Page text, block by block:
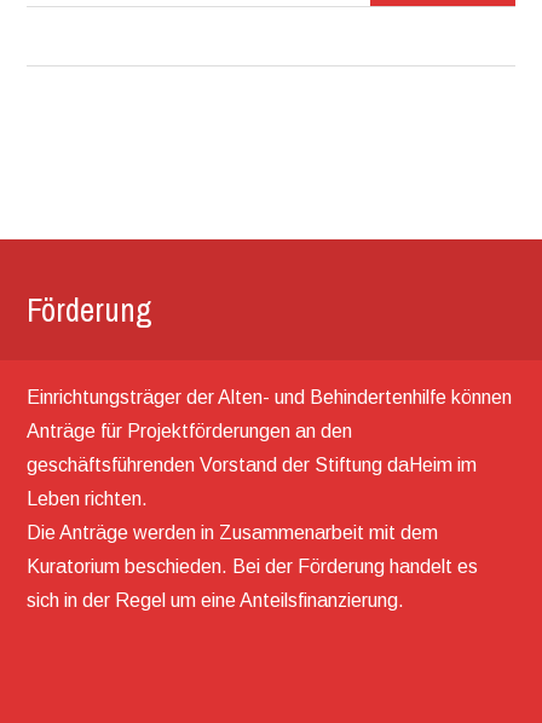
Förderung
Einrichtungsträger der Alten- und Behindertenhilfe können
Anträge für Projektförderungen an den
geschäftsführenden Vorstand der Stiftung daHeim im
Leben richten.
Die Anträge werden in Zusammenarbeit mit dem
Kuratorium beschieden. Bei der Förderung handelt es
sich in der Regel um eine Anteilsfinanzierung.